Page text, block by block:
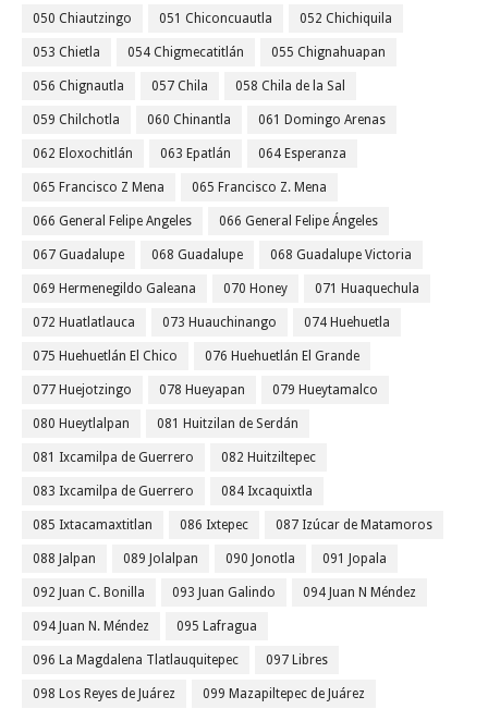
050 Chiautzingo 051 Chiconcuautla 052 Chichiquila
053 Chietla 054 Chigmecatitlán 055 Chignahuapan
056 Chignautla 057 Chila 058 Chila de la Sal
059 Chilchotla 060 Chinantla 061 Domingo Arenas
062 Eloxochitlán 063 Epatlán 064 Esperanza
065 Francisco Z Mena 065 Francisco Z. Mena
066 General Felipe Angeles 066 General Felipe Ángeles
067 Guadalupe 068 Guadalupe 068 Guadalupe Victoria
069 Hermenegildo Galeana 070 Honey 071 Huaquechula
072 Huatlatlauca 073 Huauchinango 074 Huehuetla
075 Huehuetlán El Chico 076 Huehuetlán El Grande
077 Huejotzingo 078 Hueyapan 079 Hueytamalco
080 Hueytlalpan 081 Huitzilan de Serdán
081 Ixcamilpa de Guerrero 082 Huitziltepec
083 Ixcamilpa de Guerrero 084 Ixcaquixtla
085 Ixtacamaxtitlan 086 Ixtepec 087 Izúcar de Matamoros
088 Jalpan 089 Jolalpan 090 Jonotla 091 Jopala
092 Juan C. Bonilla 093 Juan Galindo 094 Juan N Méndez
094 Juan N. Méndez 095 Lafragua
096 La Magdalena Tlatlauquitepec 097 Libres
098 Los Reyes de Juárez 099 Mazapiltepec de Juárez